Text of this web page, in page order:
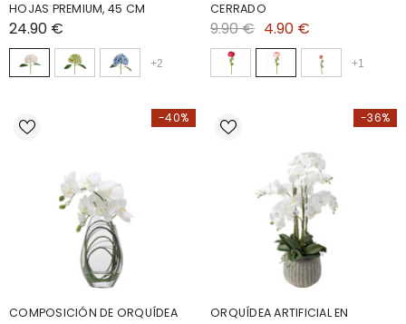
HOJAS PREMIUM, 45 CM
24.90 €
+2
CERRADO
9.90 € 4.90 €
+1
-40%
COMPOSICIÓN DE ORQUÍDEA
-36%
ORQUÍDEA ARTIFICIAL EN